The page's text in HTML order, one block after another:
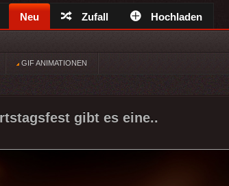
Neu Zufall Hochladen
GIF ANIMATIONEN
gibt es eine..